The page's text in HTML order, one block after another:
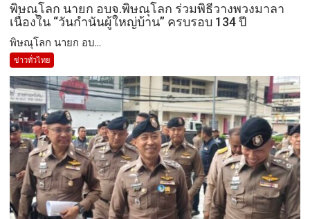
พิษณุโลก นายก อบจ.พิษณุโลก ร่วมพิธีวางพวงมาลา
เนื่องใน “วันกำนันผู้ใหญ่บ้าน” ครบรอบ 134 ปี
พิษณุโลก นายก อบ...
ข่าวทั่วไทย